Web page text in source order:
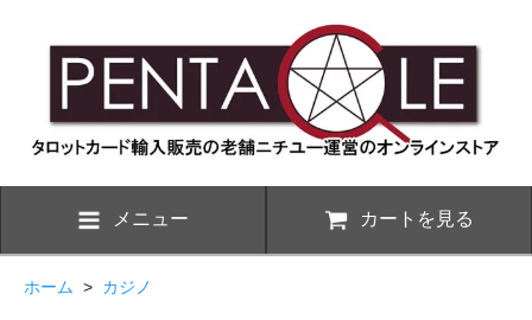
メニュー カートを見る
ホーム > カジノ